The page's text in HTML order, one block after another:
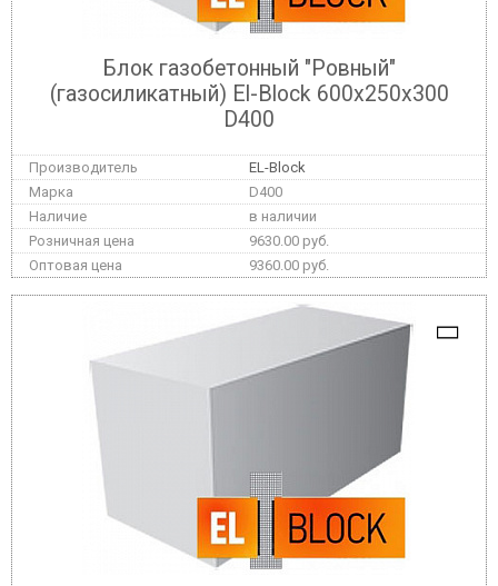
Блок газобетонный "Ровный"
(газосиликатный) El-Block 600х250х300
D400
EL-Block
D400
в наличии
9630.00 руб.
9360.00 руб.